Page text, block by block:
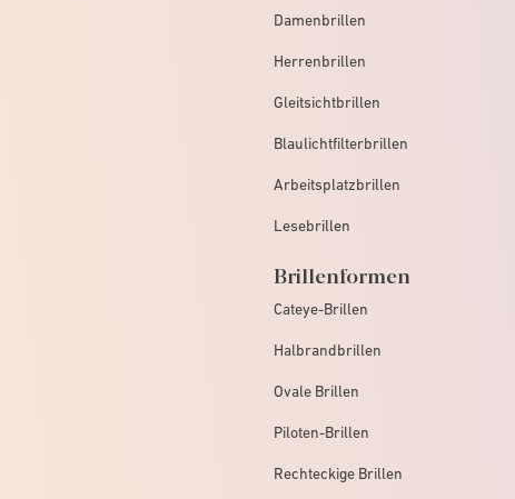
Damenbrillen
Herrenbrillen
Gleitsichtbrillen
Blaulichtfilterbrillen
Arbeitsplatzbrillen
Lesebrillen
Brillenformen
Cateye-Brillen
Halbrandbrillen
Ovale Brillen
Piloten-Brillen
Rechteckige Brillen